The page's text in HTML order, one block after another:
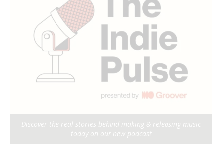
Discover the real stories behind making & releasing music
today on our new podcast